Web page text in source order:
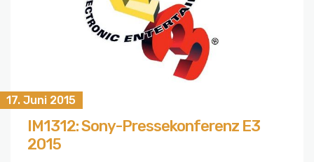
17. Juni 2015
IM1312: Sony-Pressekonferenz E3
2015